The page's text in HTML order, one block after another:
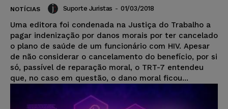
NOTÍCIAS Suporte Juristas - 01/03/2018
Uma editora foi condenada na Justiça do Trabalho a
pagar indenização por danos morais por ter cancelado
o plano de saúde de um funcionário com HIV. Apesar
de não considerar o cancelamento do benefício, por si
só, passível de reparação moral, o TRT-7 entendeu
que, no caso em questão, o dano moral ficou...